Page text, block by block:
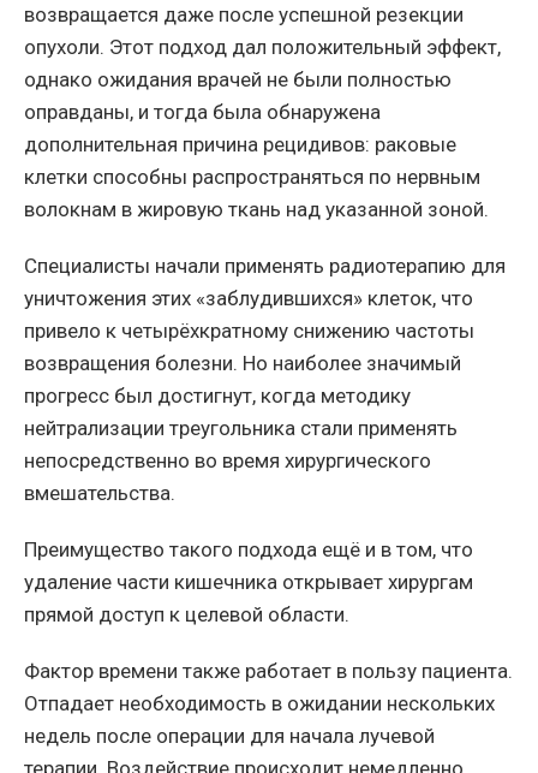
возвращается даже после успешной резекции
опухоли. Этот подход дал положительный эффект,
однако ожидания врачей не были полностью
оправданы, и тогда была обнаружена
дополнительная причина рецидивов: раковые
клетки способны распространяться по нервным
волокнам в жировую ткань над указанной зоной.
Специалисты начали применять радиотерапию для
уничтожения этих «заблудившихся» клеток, что
привело к четырёхкратному снижению частоты
возвращения болезни. Но наиболее значимый
прогресс был достигнут, когда методику
нейтрализации треугольника стали применять
непосредственно во время хирургического
вмешательства.
Преимущество такого подхода ещё и в том, что
удаление части кишечника открывает хирургам
прямой доступ к целевой области.
Фактор времени также работает в пользу пациента.
Отпадает необходимость в ожидании нескольких
недель после операции для начала лучевой